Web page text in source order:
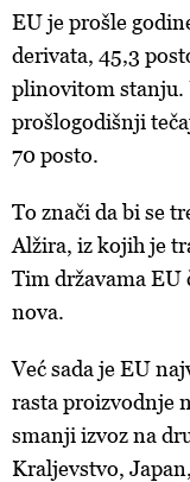
EU je prošle
derivata, 45,3
plinovitom stanju.
prošlogodišnji
70 posto.
To znači da bi se
Alžira, iz kojih je
Tim državama EU
nova.
Već sada je EU
rasta proizvodnje
smanji izvoz na
Kraljevstvo,